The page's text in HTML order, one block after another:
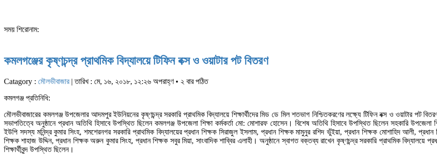
সময় শিরোনাম:
কমলগঞ্জের কৃষ্ণচন্দ্র প্রাথমিক বিদ্যালয়ে টিফিন বক্স ও ওয়াটার পট বিতরণ
Catagory : মৌলভীবাজার| তারিখ : মে, ১৬, ২০১৮, ১২:২৬ অপরাহ্ণ • ২ বার পঠিত
কমলগঞ্জ প্রতিনিধি:
মৌলভীবাজারের কমলগঞ্জ উপজেলার আদমপুর ইউনিয়নের কৃষ্ণচন্দ্র সরকারি প্রাথমিক বিদ্যালয়ে শিক্ষার্থীদের মিড ডে মিল শতভাগ নিশ্চিতকরণের লক্ষ্যে টিফিন বক্স ও ওয়াটার পট
সভাপতিত্বে অনুষ্ঠানে প্রধান অতিথি হিসাবে উপস্থিত ছিলেন কমলগঞ্জ উপজেলা শিক্ষা কর্মকর্তা মো: মোশারফ হোসেন। বিশেষ অতিথি হিসাবে উপস্থিত ছিলেন সহকারি
ইউপি সদস্য মনিন্দ্র কুমার সিংহ, শমশেরনগর সরকারি প্রাথমিক বিদ্যালয়ের প্রধান শিক্ষক সিরাজুল ইসলাম, প্রধান শিক্ষক মামুনুর রশিদ ভুঁইয়া, প্রধান শিক্ষক মোশাহিদ আলী,
শিক্ষক শাহাজ উদ্দিন, প্রধান শিক্ষক অরুন কুমার সিংহ, প্রধান শিক্ষক সবুর মিয়া, সাংবাদিক শাব্বির এলাহী। অনুষ্ঠানে স্বাগত বক্তব্য রাখেন কৃষ্ণচন্দ্র সরকারি প্রাথমিক বিদ্যালয়ে
শিক্ষার্থীবৃন্দ উপস্থিত ছিলেন।